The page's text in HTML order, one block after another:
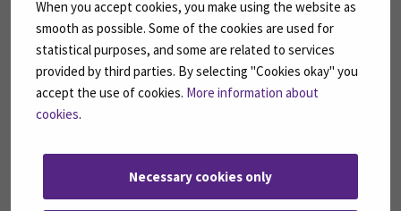
When you accept cookies, you make using the website as
smooth as possible. Some of the cookies are used for
statistical purposes, and some are related to services
provided by third parties. By selecting "Cookies okay" you
accept the use of cookies. More information about
cookies.
Necessary cookies only
TILAA UUTISKIRJEITÄMME (AVAUTUU
SEURAA MEITÄ SOSIAALISESSA MEDIASSA
Seuraa meitä sosiaalisessa mediassa: